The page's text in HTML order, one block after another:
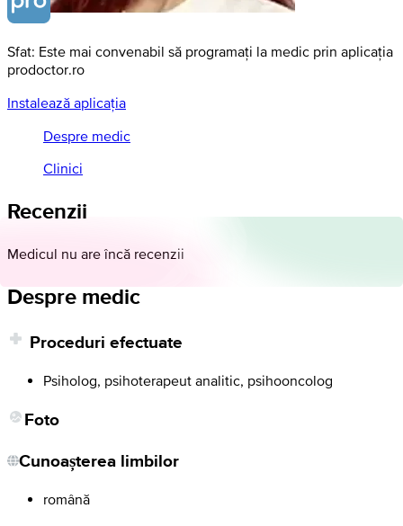
Sfat: Este mai convenabil să programați la medic prin aplicația
prodoctor.ro
Instalează aplicația
Despre medic
Clinici
Recenzii
Medicul nu are încă recenzii
Despre medic
Proceduri efectuate
Psiholog, psihoterapeut analitic, psihooncolog
Foto
Cunoașterea limbilor
română